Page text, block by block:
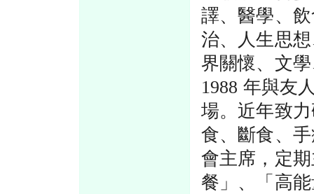
譯、醫學、
治、人生思
界關懷、文
1988 年與友
場。近年致
食、斷食、
會主席，定
餐」、「高